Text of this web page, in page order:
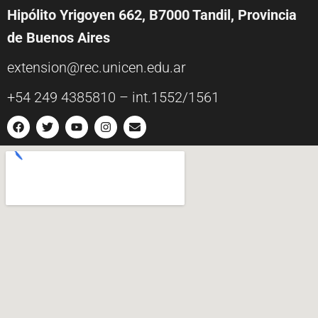
n
d
E
v
e
Hipólito Yrigoyen 662, B7000 Tandil, Provincia
de Buenos Aires
extension@rec.unicen.edu.ar
+54 249 4385810 – int.1552/1561